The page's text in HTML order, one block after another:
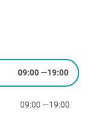
09:00—19:00
09:00 —19:00